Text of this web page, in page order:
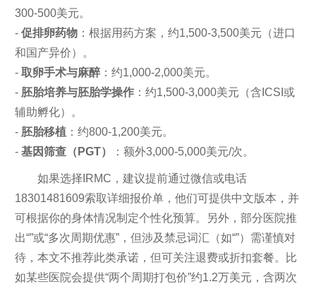
300-500美元。
- 促排卵药物：根据用药方案，约1,500-3,500美元（进口
和国产异价）。
- 取卵手术与麻醉：约1,000-2,000美元。
- 胚胎培养与胚胎学操作：约1,500-3,000美元（含ICSI或
辅助孵化）。
- 胚胎移植：约800-1,200美元。
- 基因筛查（PGT） ：额外3,000-5,000美元/次。
如果选择IRMC，建议提前通过微信或电话
18301481609索取详细报价单，他们可提供中文版本，并
可根据你的身体情况制定个性化预算。另外，部分医院推
出“”或“多次周期优惠”，但涉及禁忌词汇（如“”）需谨慎对
待，本文不推荐此类承诺，但可关注退费或折扣套餐。比
如某些医院会提供“两个周期打包价”约1.2万美元，含两次